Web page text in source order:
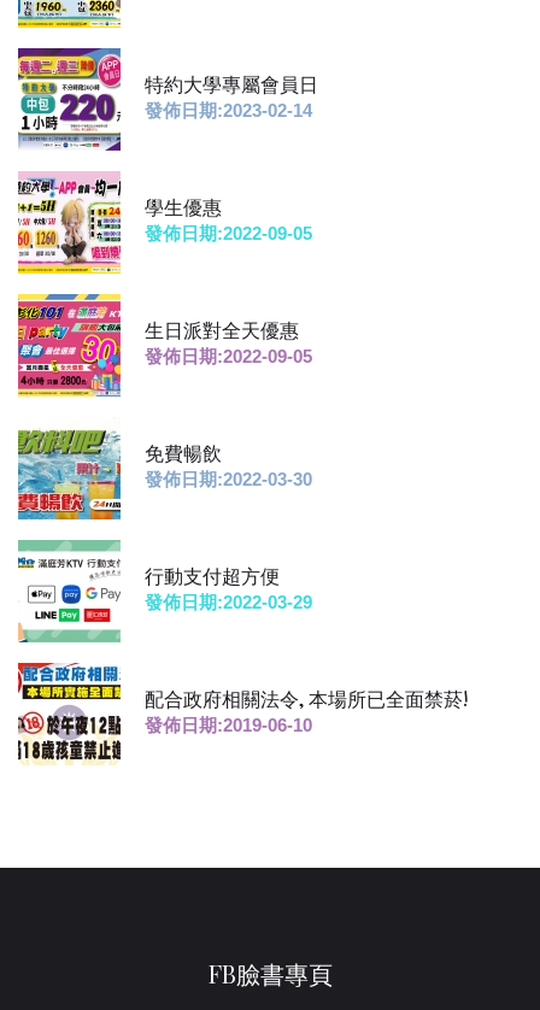
特約大學專屬會員日
發佈日期:2023-02-14
學生優惠
發佈日期:2022-09-05
生日派對全天優惠
發佈日期:2022-09-05
免費暢飲
發佈日期:2022-03-30
行動支付超方便
發佈日期:2022-03-29
配合政府相關法令, 本場所已全面禁菸!
發佈日期:2019-06-10
FB臉書專頁